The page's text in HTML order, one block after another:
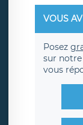
VOUS
Posez
sur
vous